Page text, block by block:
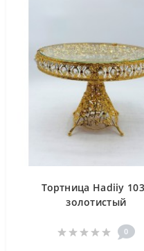
Тортница Hadiiy
золотистый
0